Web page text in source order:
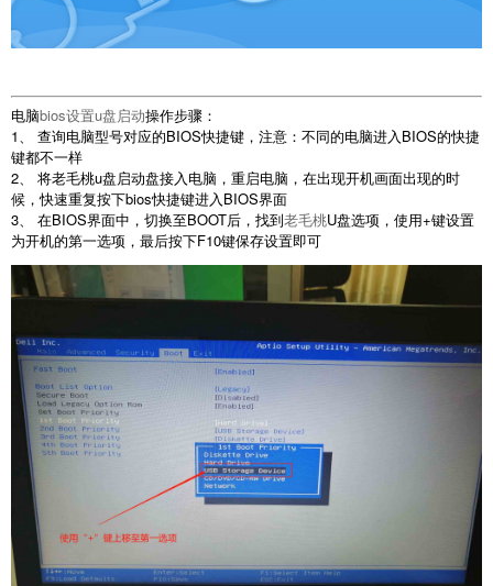
电脑bios设置u盘启动操作步骤：
1、 查询电脑型号对应的BIOS快捷键，注意：不同的电脑进入BIOS的快捷
键都不一样
2、 将老毛桃u盘启动盘接入电脑，重启电脑，在出现开机画面出现的时
候，快速重复按下bios快捷键进入BIOS界面
3、 在BIOS界面中，切换至BOOT后，找到老毛桃U盘选项，使用+键设置
为开机的第一选项，最后按下F10键保存设置即可